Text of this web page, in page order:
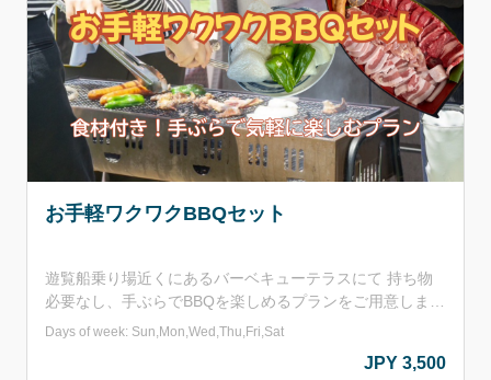
Translated with DeepL.com (free version)
お手軽ワクワクBBQセット
遊覧船乗り場近くにあるバーベキューテラスにて 持ち物
必要なし、手ぶらでBBQを楽しめるプランをご用意しまし
た！ 遊覧船の船長がセレクトした鳥取県産の牛バラ・牛
肉：鳥取県産のお肉(牛バラ・牛ランプ・豚バラ・鶏モ
Days of week: Sun,Mon,Wed,Thu,Fri,Sat
JPY 3,500